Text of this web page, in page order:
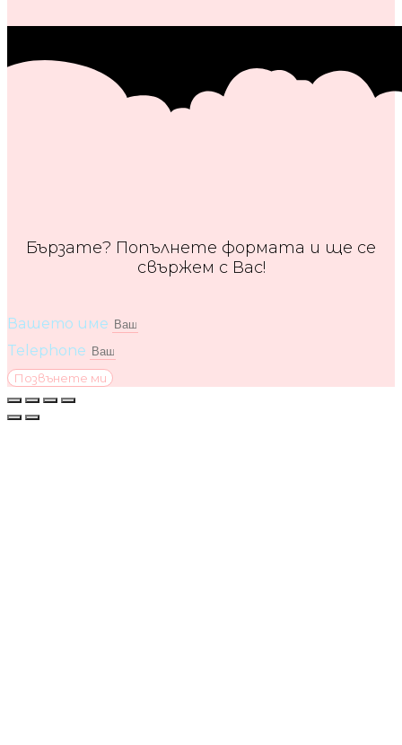
Бързате? Попълнете формата и ще се
свържем с Вас!
Вашето име
Telephone
Позвънете ми